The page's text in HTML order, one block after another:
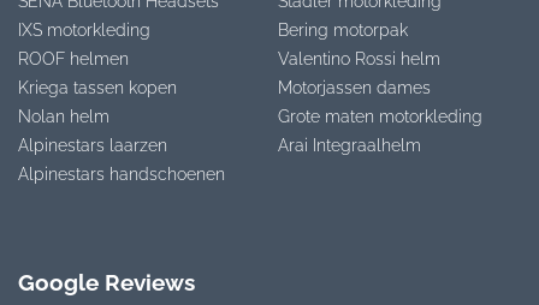
IXS motorkleding
ROOF helmen
Kriega tassen kopen
Nolan helm
Alpinestars laarzen
Alpinestars handschoenen
Bering motorpak
Valentino Rossi helm
Motorjassen dames
Grote maten motorkleding
Arai Integraalhelm
Google Reviews